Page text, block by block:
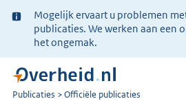
Ter
informatie:
Mogelijk ervaart u problemen
publicaties. We werken aan een
het ongemak.
U
Publicaties Officiële publicaties